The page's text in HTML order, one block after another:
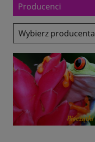
Producenci
Wybierz producenta
Antalis
Avery-Zweckform
Black Point
Canon
Coloris
Denix
drekker